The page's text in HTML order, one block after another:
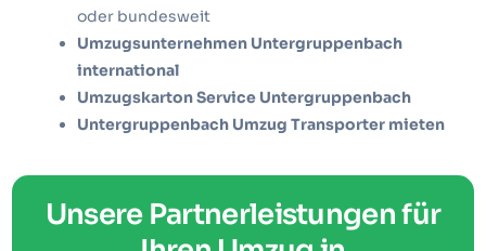
oder bundesweit
Umzugsunternehmen Untergruppenbach
international
Umzugskarton Service Untergruppenbach
Untergruppenbach Umzug Transporter mieten
Unsere Partnerleistungen für